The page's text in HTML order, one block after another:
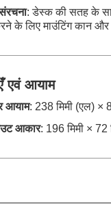
: डेस्क की सतह के
के लिए माउंटिंग कान और
एवं आयाम
आयाम: 238 मिमी (एल) ×
आकार: 196 मिमी × 72